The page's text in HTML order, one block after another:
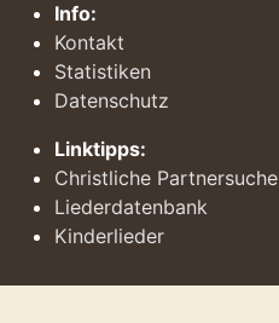
Info:
Kontakt
Statistiken
Datenschutz
Linktipps:
Christliche Partnersuche
Liederdatenbank
Kinderlieder